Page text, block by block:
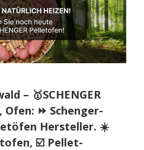
– 🥇SCHENGER
⏩ Schenger-
Hersteller. ☀️
☑️ Pellet-